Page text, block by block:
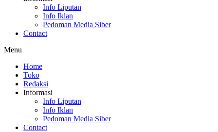
Info Liputan
Info Iklan
Pedoman Media Siber
Contact
Menu
Home
Toko
Redaksi
Informasi
Info Liputan
Info Iklan
Pedoman Media Siber
Contact